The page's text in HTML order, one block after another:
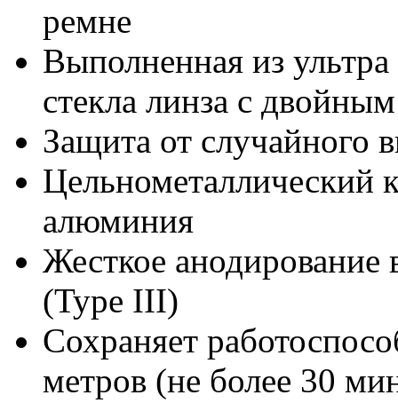
ремне
Выполненная из
стекла линза с
Защита от случайного
Цельнометаллический
алюминия
Жесткое анодирование
(Type III)
Сохраняет
метров (не более 30